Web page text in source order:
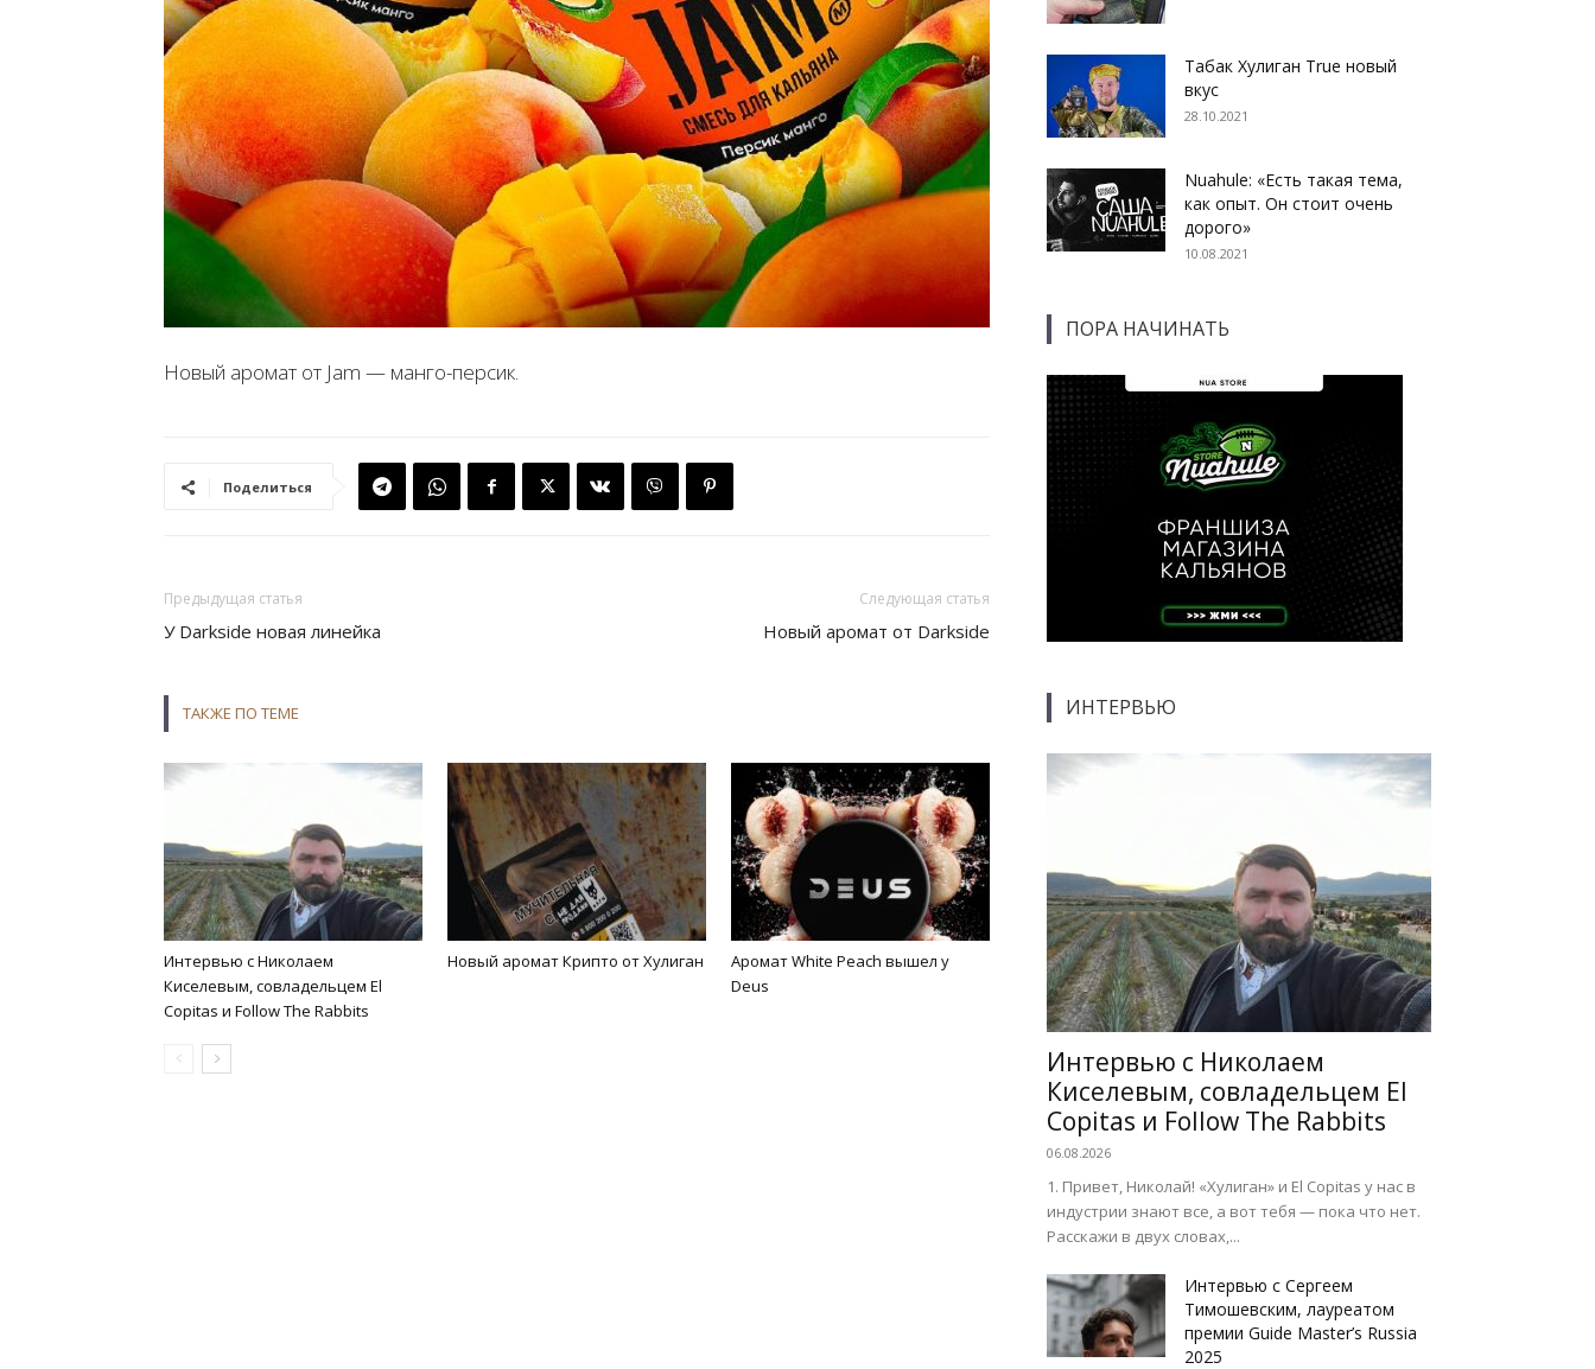
Новый аромат от Jam — манго-персик.
Поделиться
Предыдущая статья
У Darkside новая линейка
Следующая статья
Новый аромат от Darkside
ТАКЖЕ ПО ТЕМЕ
Интервью с Николаем
Киселевым, совладельцем El
Copitas и Follow The Rabbits
Новый аромат Крипто от Хулиган
Аромат White Peach вышел у
Deus
Табак Хулиган True новый
вкус
28.10.2021
Nuahule: «Есть такая тема,
как опыт. Он стоит очень
дорого»
10.08.2021
ПОРА НАЧИНАТЬ
ИНТЕРВЬЮ
Интервью с Николаем
Киселевым, совладельцем El
Copitas и Follow The Rabbits
06.08.2026
1. Привет, Николай! «Хулиган» и El Copitas у нас в
индустрии знают все, а вот тебя — пока что нет.
Расскажи в двух словах,...
Интервью с Сергеем
Тимошевским, лауреатом
премии Guide Master’s Russia
2025